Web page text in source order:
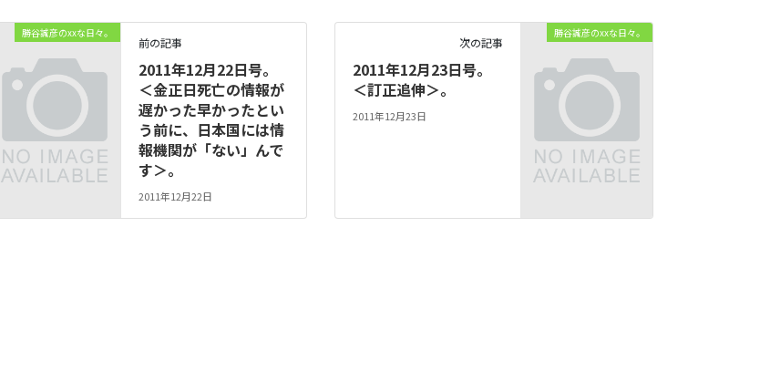
勝谷誠彦のxxな日々。
前の記事
2011年12月22日号。
＜金正日死亡の情報が
遅かった早かったとい
う前に、日本国には情
報機関が「ない」んで
す＞。
2011年12月22日
勝谷誠彦のxxな日々。
次の記事
2011年12月23日号。
＜訂正追伸＞。
2011年12月23日